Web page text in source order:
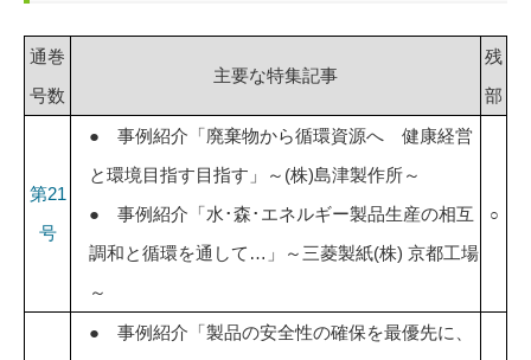
通巻
号数
主要な特集記事
残
部
第21
号
● 事例紹介「廃棄物から循環資源へ 健康経営
と環境目指す目指す」～(株)島津製作所～
● 事例紹介「水･森･エネルギー製品生産の相互
調和と循環を通して…」～三菱製紙(株) 京都工場
～
○
● 事例紹介「製品の安全性の確保を最優先に、